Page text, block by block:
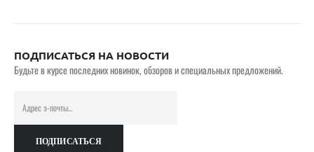
ПОДПИСАТЬСЯ НА НОВОСТИ
Будьте в курсе последних новинок, обзоров и специальных предложений.